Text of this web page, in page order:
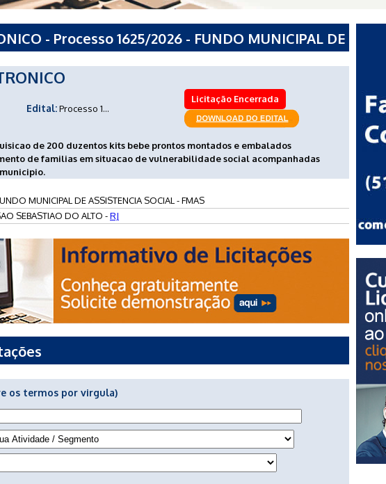
- Processo 1625/2026 - FUNDO MUNICIPAL DE
Edital:Processo 1...
Licitação Encerrada
de 200 duzentos kits bebe prontos montados e embalados
de familias em situacao de vulnerabilidade social acompanhadas
MUNICIPAL DE ASSISTENCIA SOCIAL - FMAS
SEBASTIAO DO ALTO -RJ
os termos por virgula)